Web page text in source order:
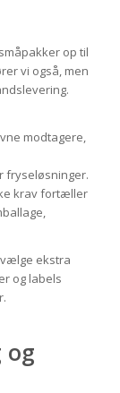
op til
vi også, men
modtagere,
fryseløsninger.
krav fortæller
ekstra
og labels
og